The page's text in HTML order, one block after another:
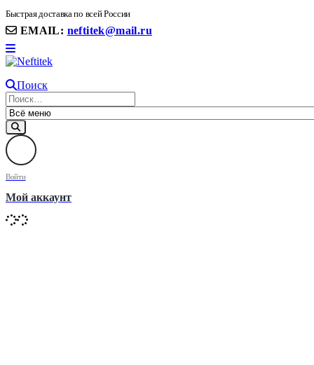
Быстрая доставка по всей России
EMAIL: neftitek@mail.ru
Поиск
Войти
Мой аккаунт
8(906) 399 11 22 | 8(905)367-58-58